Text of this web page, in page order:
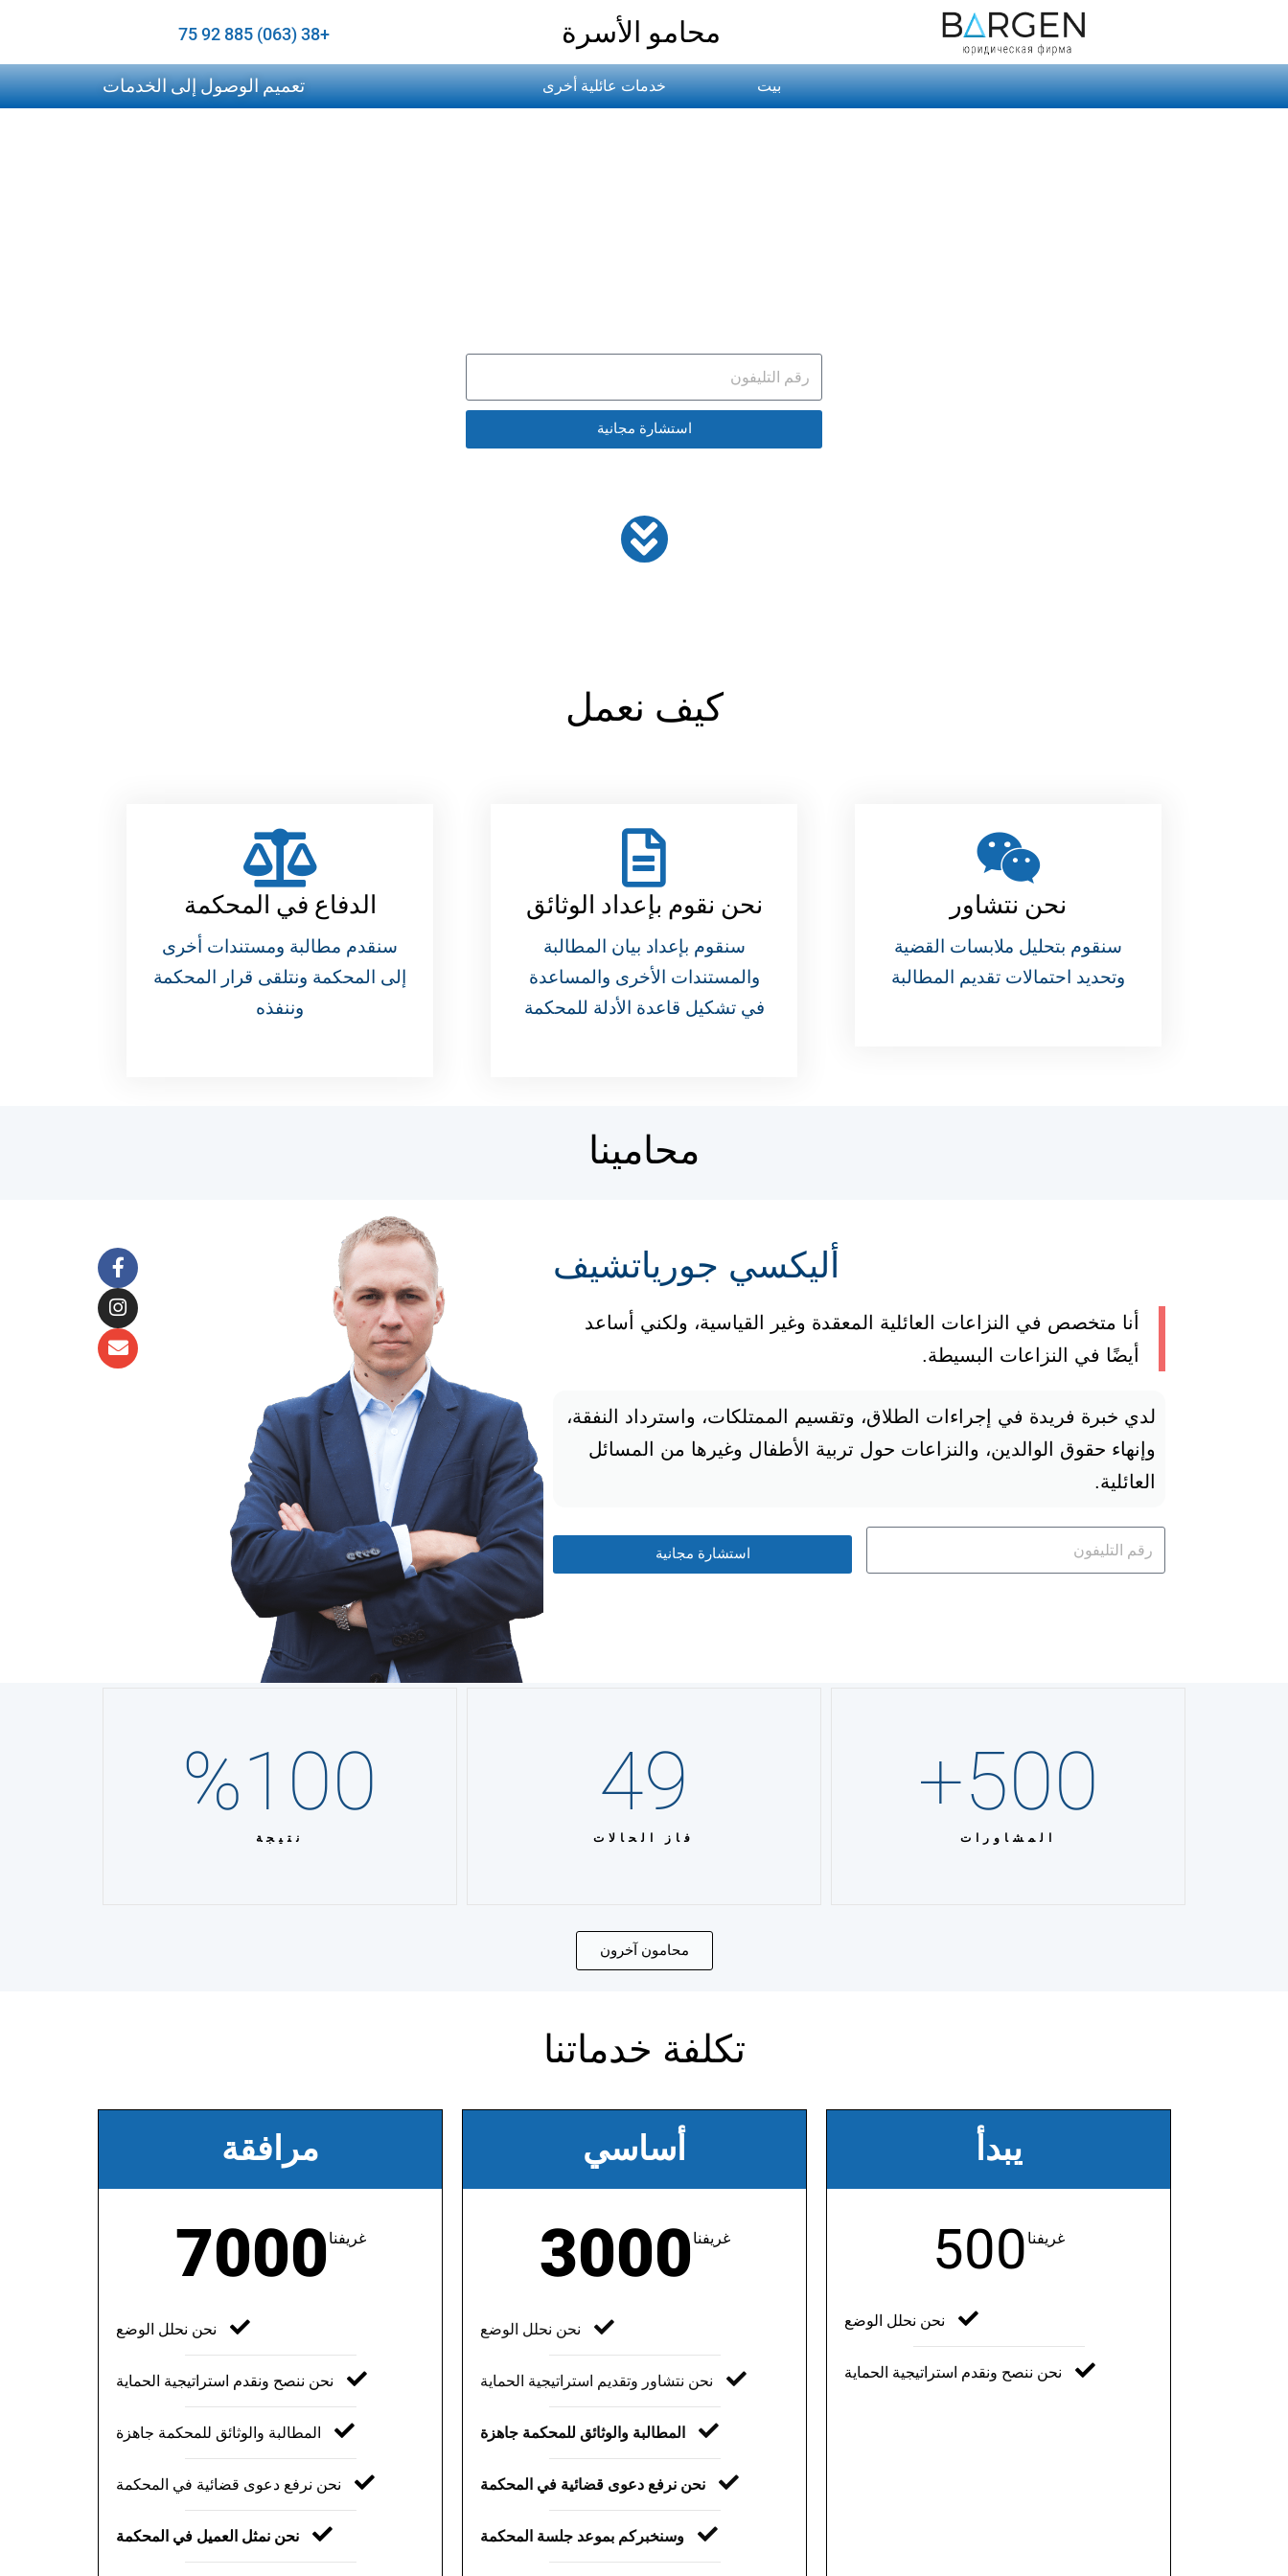
محامو الأسرة +38 (063) 885 92 75
بيت خدمات عائلية أخرى تعميم الوصول إلى الخدمات
استشارة مجانية
كيف نعمل
نحن نتشاور
سنقوم بتحليل ملابسات القضية
وتحديد احتمالات تقديم المطالبة
نحن نقوم بإعداد الوثائق
سنقوم بإعداد بيان المطالبة
والمستندات الأخرى والمساعدة
في تشكيل قاعدة الأدلة للمحكمة
الدفاع في المحكمة
سنقدم مطالبة ومستندات أخرى
إلى المحكمة ونتلقى قرار المحكمة
وننفذه
محامينا
أليكسي جورياتشيف
أنا متخصص في النزاعات العائلية المعقدة وغير القياسية، ولكني أساعد
أيضًا في النزاعات البسيطة.
لدي خبرة فريدة في إجراءات الطلاق، وتقسيم الممتلكات، واسترداد النفقة،
وإنهاء حقوق الوالدين، والنزاعات حول تربية الأطفال وغيرها من المسائل
العائلية.
استشارة مجانية
المشاورات
500
+
فاز الحالات
49
نتيجة
100
%
محامون آخرون
تكلفة خدماتنا
يبدأ
500غريفنا
نحن نحلل الوضع
نحن ننصح ونقدم استراتيجية الحماية
أساسي
3000غريفنا
نحن نحلل الوضع
نحن نتشاور وتقديم استراتيجية الحماية
المطالبة والوثائق للمحكمة جاهزة
نحن نرفع دعوى قضائية في المحكمة
وسنخبركم بموعد جلسة المحكمة
مرافقة
7000غريفنا
نحن نحلل الوضع
نحن ننصح ونقدم استراتيجية الحماية
المطالبة والوثائق للمحكمة جاهزة
نحن نرفع دعوى قضائية في المحكمة
نحن نمثل العميل في المحكمة